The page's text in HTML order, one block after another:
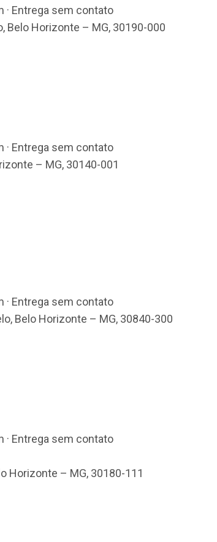
· Entrega sem contato
Belo Horizonte – MG, 30190-000
· Entrega sem contato
– MG, 30140-001
· Entrega sem contato
Belo Horizonte – MG, 30840-300
· Entrega sem contato
Horizonte – MG, 30180-111